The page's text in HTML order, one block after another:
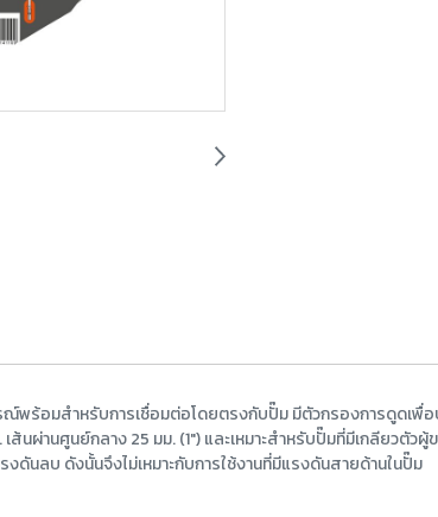
ร้อมสำหรับการเชื่อมต่อโดยตรงกับปั๊ม มีตัวกรองการดูดเพื่
ส้นผ่านศูนย์กลาง 25 มม. (1") และเหมาะสำหรับปั๊มที่มีเกลียวตัวผู้ข
ดันลบ ดังนั้นจึงไม่เหมาะกับการใช้งานที่มีแรงดันสายด้านในปั๊ม